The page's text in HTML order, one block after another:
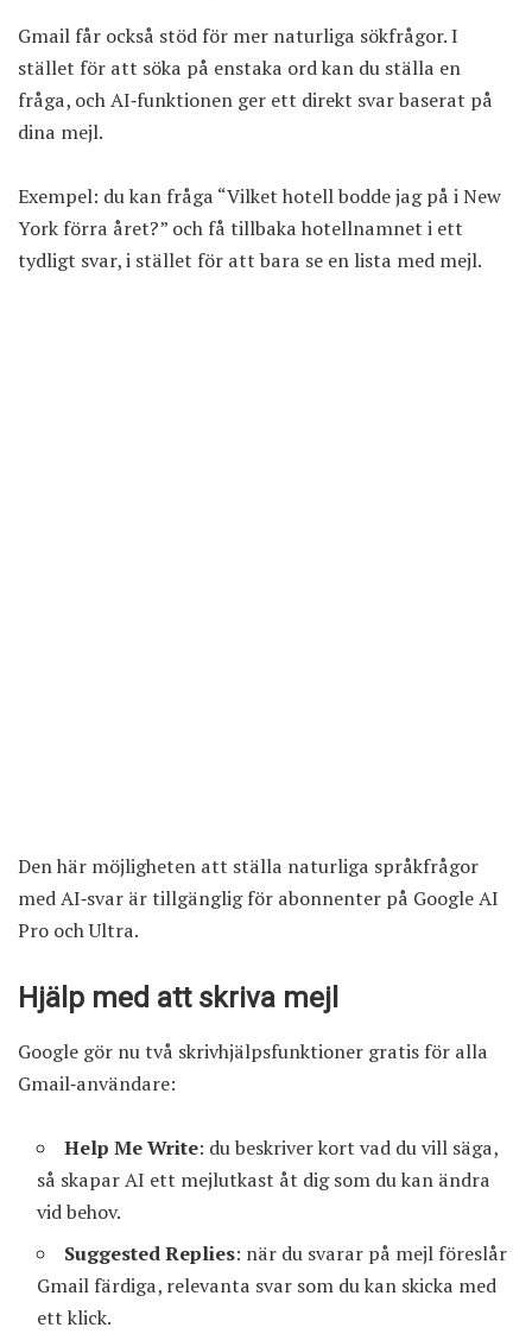
Gmail får också stöd för mer naturliga sökfrågor. I
stället för att söka på enstaka ord kan du ställa en
fråga, och AI‑funktionen ger ett direkt svar baserat på
dina mejl.
Exempel: du kan fråga “Vilket hotell bodde jag på i New
York förra året?” och få tillbaka hotellnamnet i ett
tydligt svar, i stället för att bara se en lista med mejl.
Den här möjligheten att ställa naturliga språkfrågor
med AI‑svar är tillgänglig för abonnenter på Google AI
Pro och Ultra.
Hjälp med att skriva mejl
Google gör nu två skrivhjälpsfunktioner gratis för alla
Gmail‑användare:
Help Me Write: du beskriver kort vad du vill säga,
så skapar AI ett mejlutkast åt dig som du kan ändra
vid behov.
Suggested Replies: när du svarar på mejl föreslår
Gmail färdiga, relevanta svar som du kan skicka med
ett klick.